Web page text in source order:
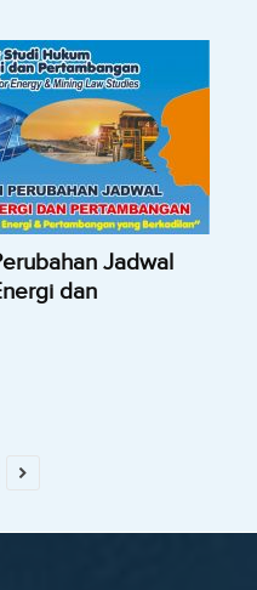
Jadwal
dan